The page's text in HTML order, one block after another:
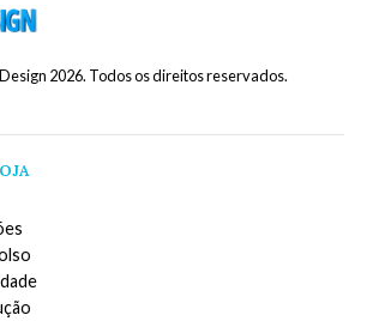
2026. Todos os direitos reservados.